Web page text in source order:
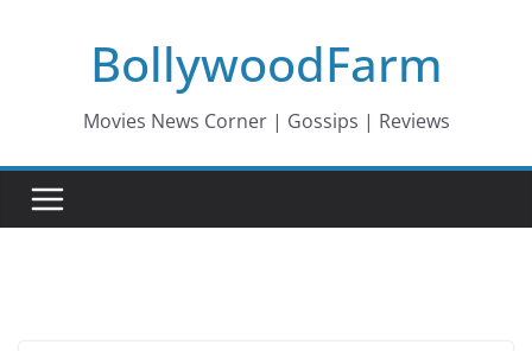
BollywoodFarm
Movies News Corner | Gossips | Reviews